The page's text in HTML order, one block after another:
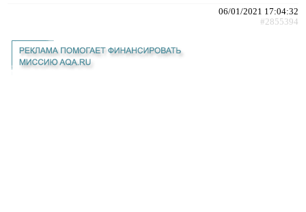
06/01/2021 17:04:32
#2855394